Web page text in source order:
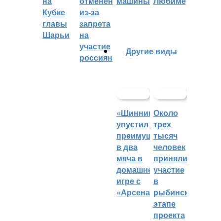
Кубке
главы
Шарьи
из-за
запрета
на
участие
россиян
Другие виды
«Шинник»
упустил
преимущество
в два
мяча в
домашней
игре с
«Арсеналом»
Около
трех
тысяч
человек
приняли
участие
в
рыбинском
этапе
проекта